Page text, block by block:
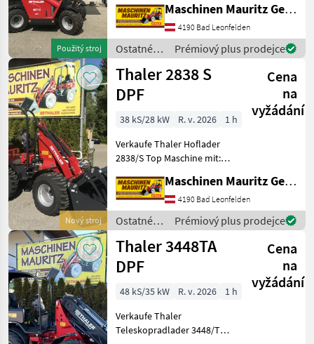
Použitý stroj
mm Hubkraft von 2, 5 to
besonders wendig durch
die 4 Rad-Lenkung (gegen
Aufpreis auch mit Vord
Maschinen Mauritz GesmbH
4190 Bad Leonfelden
Ostatné
poľnohospodárske
silové
stroje /
Thaler
Prémiový plus prodejce
Nový stroj
Thaler 2838 S
DPF
Cena
na
vyžádání
38 kS/28 kW R. v. 2026
1 h
Verkaufe Thaler Hoflader
2838/S Top Maschine mit:
Rexroth 38 Ps Yanmar
Motor mit Partikelfilter
Stufe V 2 Fahrstufen-
schaltbar am Joys
Maschinen Mauritz GesmbH
4190 Bad Leonfelden
Ostatné
poľnohospodárske
silové
stroje /
Thaler
Prémiový plus prodejce
Thaler 3448TA
DPF
Cena
na
vyžádání
48 kS/35 kW R. v. 2026
1 h
Verkaufe Thaler
Teleskopradlader 3448/TA